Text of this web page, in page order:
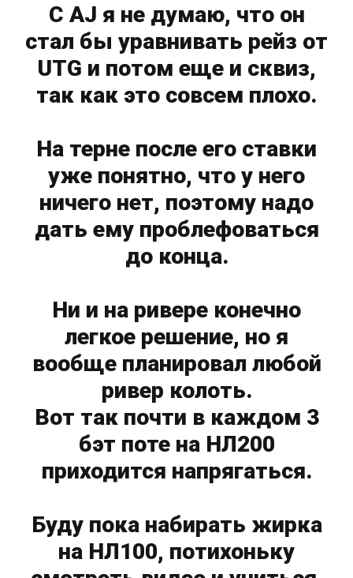
С AJ я не думаю, что он
стал бы уравнивать рейз от
UTG и потом еще и сквиз,
так как это совсем плохо.
На терне после его ставки
уже понятно, что у него
ничего нет, поэтому надо
дать ему проблефоваться
до конца.
Ни и на ривере конечно
легкое решение, но я
вообще планировал любой
ривер колоть.
Вот так почти в каждом 3
бэт поте на НЛ200
приходится напрягаться.
Буду пока набирать жирка
на НЛ100, потихоньку